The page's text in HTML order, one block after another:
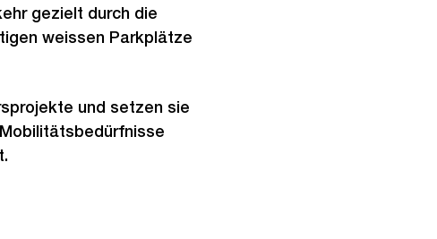
gezielt durch die
weissen Parkplätze
und setzen sie